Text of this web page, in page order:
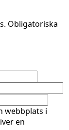
Obligatoriska
webbplats i
en